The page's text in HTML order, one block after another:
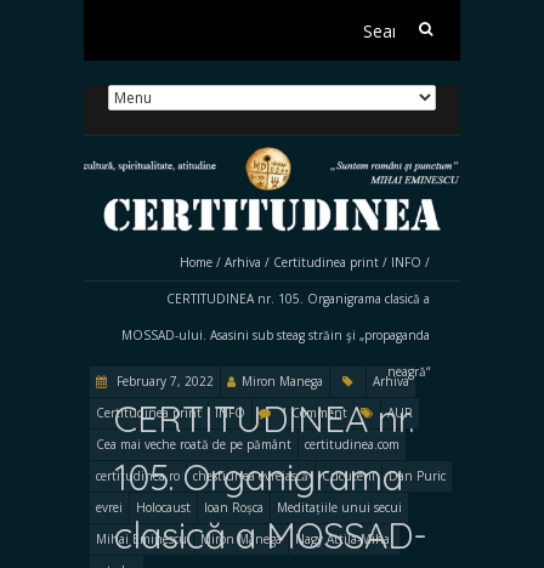
Search
Home / Arhiva / Certitudinea print / INFO /
CERTITUDINEA nr. 105. Organigrama clasică a
MOSSAD-ului. Asasini sub steag străin şi „propaganda
neagră“
CERTITUDINEA nr.
105. Organigrama
clasică a MOSSAD-
February 7, 2022 Miron Manega
Arhiva
Certitudinea print
INFO 1 Comment
AUR
Cea mai veche roată de pe pământ
certitudinea.com
certitudinea.ro
chestiunea evreiască Cucuteni
Dan Puric
evrei
Holocaust Ioan Roșca
Meditațiile unui secui
Mihai Eminescu
Miron Manega
Nagy Attila-Mihai